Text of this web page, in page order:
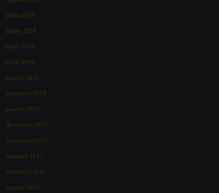
julho 2018
junho 2018
maio 2018
abril 2018
março 2018
fevereiro 2018
janeiro 2018
dezembro 2017
novembro 2017
outubro 2017
setembro 2017
agosto 2017